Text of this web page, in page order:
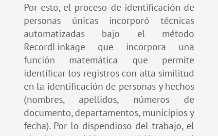
Por esto, el proceso de identificación de
personas únicas incorporó técnicas
automatizadas bajo el método
RecordLinkage que incorpora una
función matemática que permite
identificar los registros con alta similitud
en la identificación de personas y hechos
(nombres, apellidos, números de
documento, departamentos, municipios y
fecha). Por lo dispendioso del trabajo, el